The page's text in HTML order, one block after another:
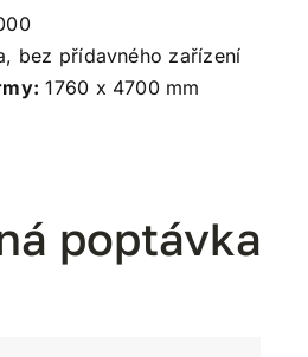
bez přídavného zařízení
1760 x 4700 mm
poptávka